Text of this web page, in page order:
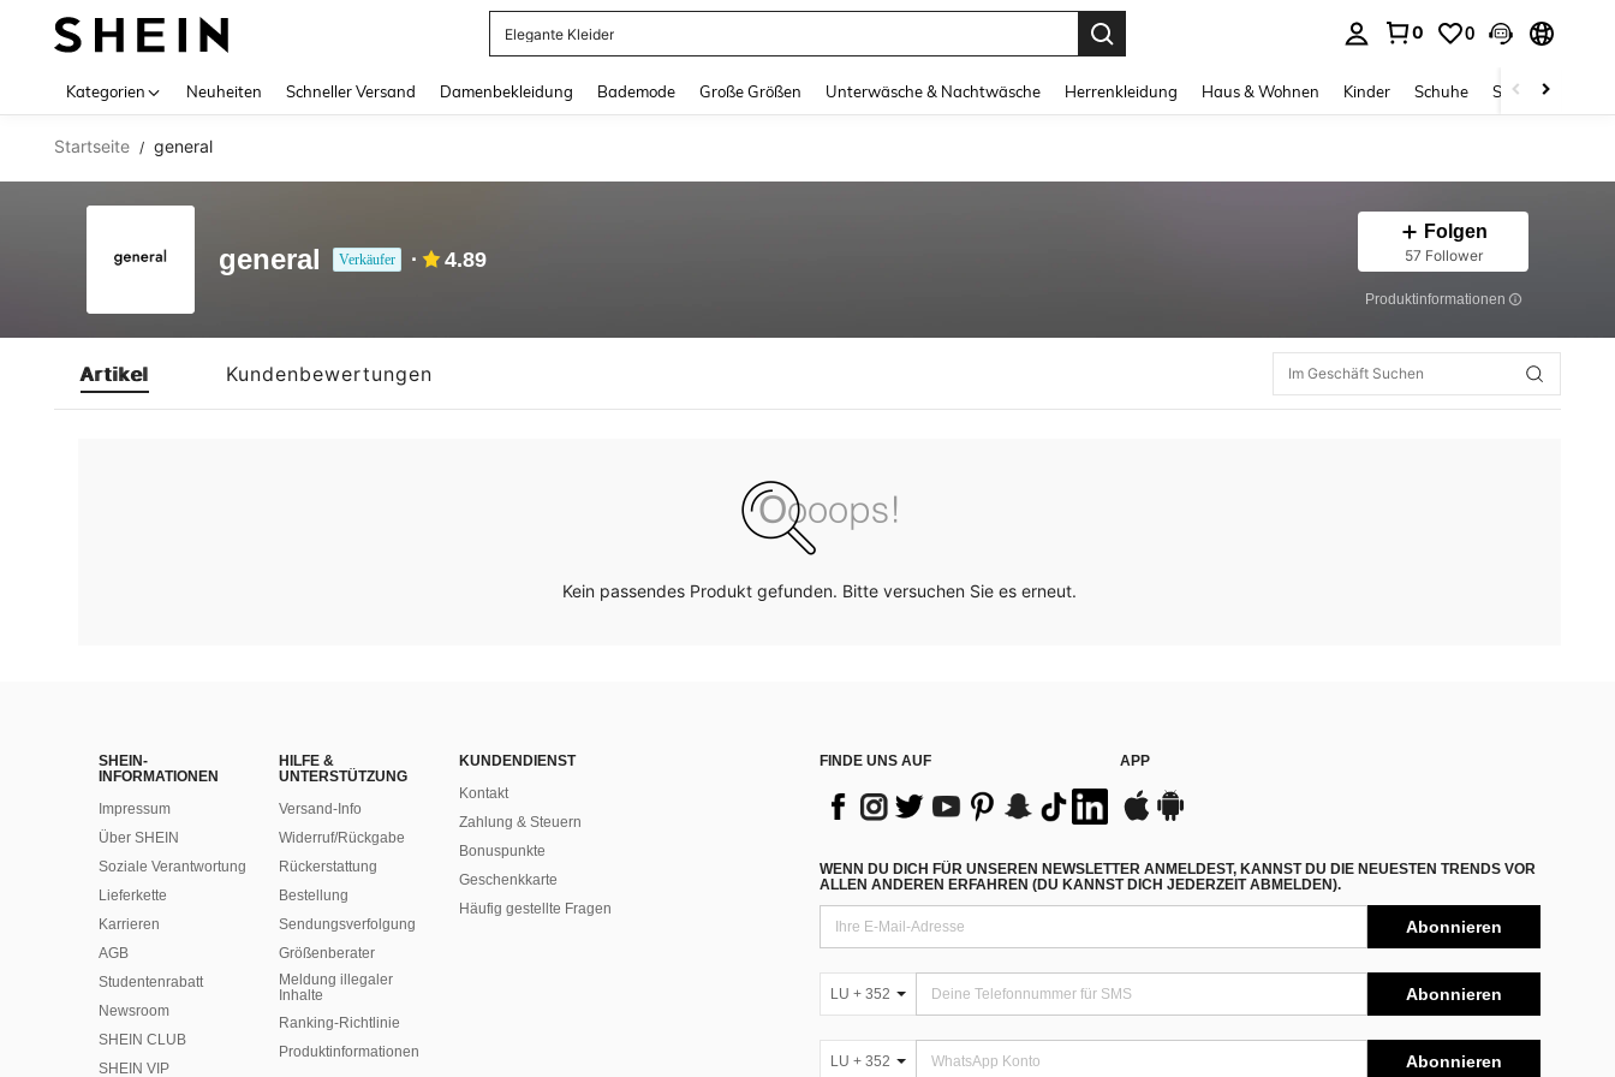
Elegante Kleider
0 0
Kategorien Neuheiten Schneller Versand Damenbekleidung Bademode Große Größen Unterwäsche & Nachtwäsche Herrenkleidung Haus & Wohnen Kinder Schuhe Schmuck &
Startseite / general
general Verkäufer 4.89
Folgen
57 Follower
Produktinformationen
Artikel Kundenbewertungen
Kein passendes Produkt gefunden. Bitte versuchen Sie es erneut.
SHEIN-
INFORMATIONEN
Impressum
Über SHEIN
Soziale Verantwortung
Lieferkette
Karrieren
AGB
Studentenrabatt
Newsroom
SHEIN CLUB
SHEIN VIP
HILFE &
UNTERSTÜTZUNG
Versand-Info
Widerruf/Rückgabe
Rückerstattung
Bestellung
Sendungsverfolgung
Größenberater
Meldung illegaler
Inhalte
Ranking-Richtlinie
​Produktinformationen
KUNDENDIENST
Kontakt
Zahlung & Steuern
Bonuspunkte
Geschenkkarte
Häufig gestellte Fragen
FINDE UNS AUF APP
WENN DU DICH FÜR UNSEREN NEWSLETTER ANMELDEST, KANNST DU DIE NEUESTEN TRENDS VOR
ALLEN ANDEREN ERFAHREN (DU KANNST DICH JEDERZEIT ABMELDEN).
Abonnieren
LU + 352 Abonnieren
LU + 352 Abonnieren